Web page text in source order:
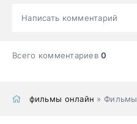
Написать комментарий
Всего комментариев0
фильмы онлайн » Фильмы